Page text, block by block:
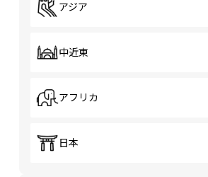
アジア
中近東
アフリカ
日本